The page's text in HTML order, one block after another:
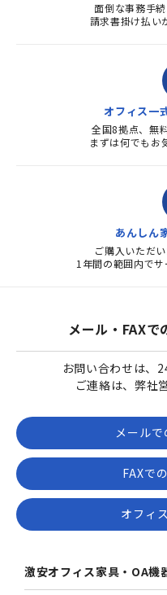
面倒な事務手
請求書掛け払い
オフィス一
全国8拠点、無
まずは何でもお
あんしん
ご購入いただ
1年間の範囲内でサ
メール・FAXで
お問い合わせは、
ご連絡は、弊社
メール
FAXで
オフィ
激安オフィス家具・OA機